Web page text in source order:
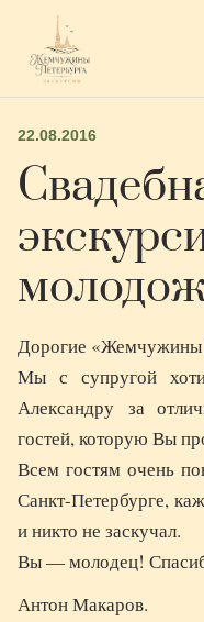
22.08.2016
Дорогие «Жемчужины
Мы с супругой
Александру за
гостей, которую Вы
Всем гостям очень
Санкт-Петербурге,
и никто не заскучал.
Вы — молодец!
Антон Макаров.